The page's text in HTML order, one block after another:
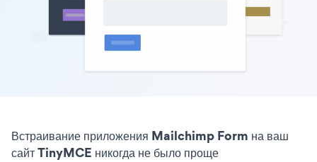
Встраивание приложения Mailchimp Form на ваш
сайт TinyMCE никогда не было проще